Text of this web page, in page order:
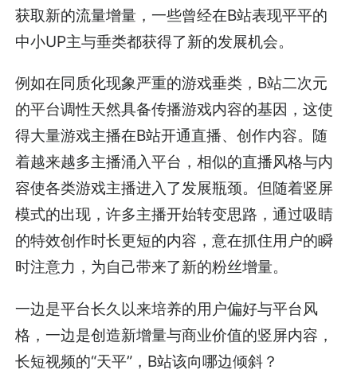
获取新的流量增量，一些曾经在B站表现平平的
中小UP主与垂类都获得了新的发展机会。
例如在同质化现象严重的游戏垂类，B站二次元
的平台调性天然具备传播游戏内容的基因，这使
得大量游戏主播在B站开通直播、创作内容。随
着越来越多主播涌入平台，相似的直播风格与内
容使各类游戏主播进入了发展瓶颈。但随着竖屏
模式的出现，许多主播开始转变思路，通过吸睛
的特效创作时长更短的内容，意在抓住用户的瞬
时注意力，为自己带来了新的粉丝增量。
一边是平台长久以来培养的用户偏好与平台风
格，一边是创造新增量与商业价值的竖屏内容，
长短视频的“天平”，B站该向哪边倾斜？